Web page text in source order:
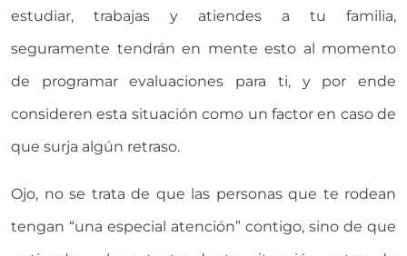
estudiar, trabajas y atiendes a tu familia,
seguramente tendrán en mente esto al momento
de programar evaluaciones para ti, y por ende
consideren esta situación como un factor en caso de
que surja algún retraso.
Ojo, no se trata de que las personas que te rodean
tengan “una especial atención” contigo, sino de que